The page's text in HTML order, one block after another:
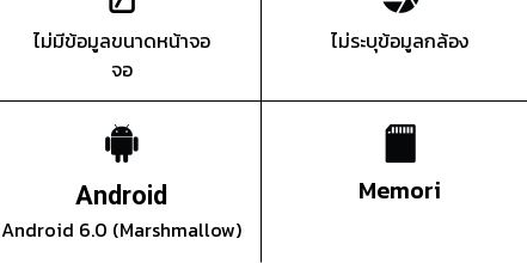
ไม่มีข้อมูลขนาดหน้าจอ
จอ
ไม่ระบุข้อมูลกล้อง
Android
Android 6.0 (Marshmallow)
Memori